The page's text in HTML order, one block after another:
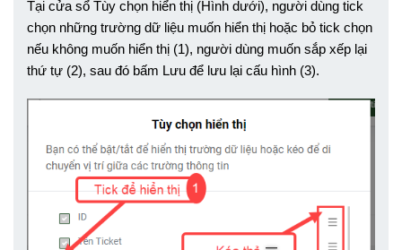
Tại cửa sổ Tùy chọn hiển thị (Hình dưới), người dùng tick
chọn những trường dữ liệu muốn hiển thị hoặc bỏ tick chọn
nếu không muốn hiển thị (1), người dùng muốn sắp xếp lại
thứ tự (2), sau đó bấm Lưu để lưu lại cấu hình (3).